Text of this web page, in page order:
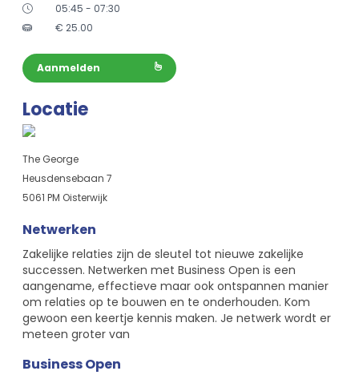
05:45 - 07:30
€ 25.00
Aanmelden
Locatie
The George
Heusdensebaan 7
5061 PM Oisterwijk
Netwerken
Zakelijke relaties zijn de sleutel tot nieuwe zakelijke
successen. Netwerken met Business Open is een
aangename, effectieve maar ook ontspannen manier
om relaties op te bouwen en te onderhouden. Kom
gewoon een keertje kennis maken. Je netwerk wordt er
meteen groter van
Business Open